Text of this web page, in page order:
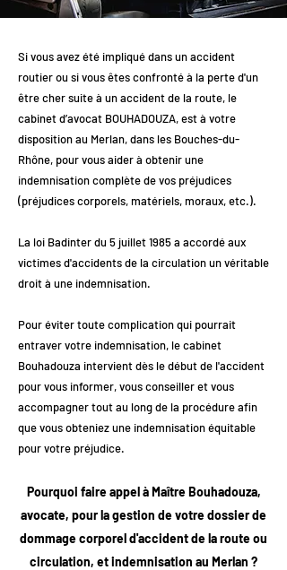
Si vous avez été impliqué dans un accident
routier ou si vous êtes confronté à la perte d'un
être cher suite à un accident de la route, le
cabinet d’avocat BOUHADOUZA, est à votre
disposition au Merlan, dans les Bouches-du-
Rhône, pour vous aider à obtenir une
indemnisation complète de vos préjudices
(préjudices corporels, matériels, moraux, etc.).
La loi Badinter du 5 juillet 1985 a accordé aux
victimes d'accidents de la circulation un véritable
droit à une indemnisation.
Pour éviter toute complication qui pourrait
entraver votre indemnisation, le cabinet
Bouhadouza intervient dès le début de l'accident
pour vous informer, vous conseiller et vous
accompagner tout au long de la procédure afin
que vous obteniez une indemnisation équitable
pour votre préjudice.
Pourquoi faire appel à Maître Bouhadouza,
avocate, pour la gestion de votre dossier de
dommage corporel d'accident de la route ou
circulation, et indemnisation au Merlan ?